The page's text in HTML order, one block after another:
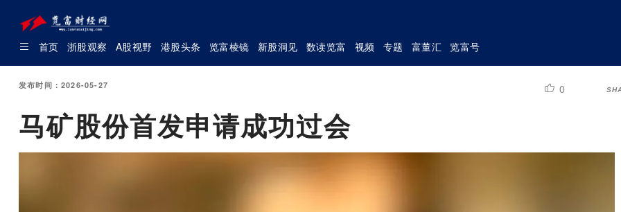
首页 浙股观察 A股视野 港股头条 览富棱镜 新股洞见 数读览富 视频 专题 富董汇 览富号
发布时间：2026-05-27 0
马矿股份首发申请成功过会